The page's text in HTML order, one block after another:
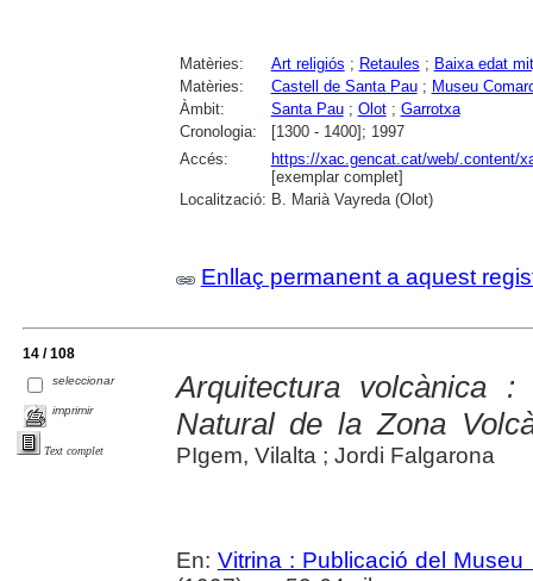
Matèries: Art religiós ; Retaules ; Baixa edat
Matèries:
Castell de Santa Pau; Museu
Àmbit:
Santa Pau; Olot; Garrotxa
Cronologia:
[1300 - 1400]; 1997
Accés:
https://xac.gencat.cat/web/.content/
[exemplar complet]
Localització: B. Marià Vayreda (Olot)
Enllaç permanent a aquest
14 / 108
seleccionar
imprimir
Text complet
Arquitectura volcànica
Natural de la Zona
PIgem, Vilalta ; Jordi Falgarona
En: Vitrina : Publicació del